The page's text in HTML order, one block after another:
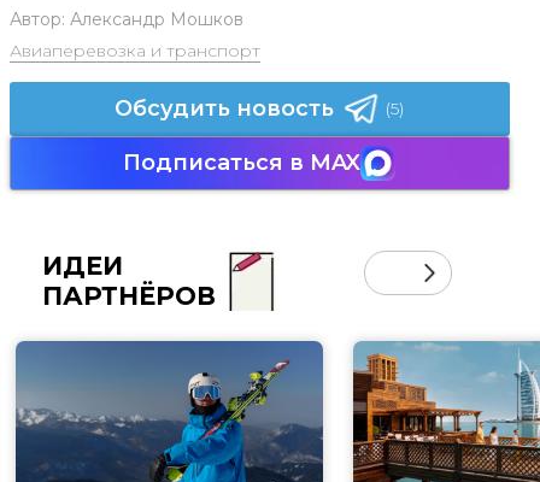
Автор: Александр Мошков
Авиаперевозка и транспорт
Обсудить новость (5)
Подписаться в MAX
ИДЕИ
ПАРТНЁРОВ